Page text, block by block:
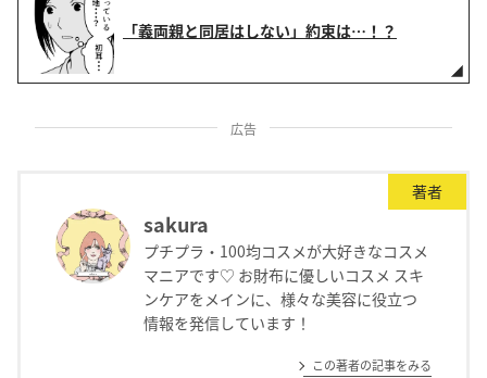
「義両親と同居はしない」約束は…！？
広告
著者
sakura
プチプラ・100均コスメが大好きなコスメ
マニアです♡ お財布に優しいコスメ スキ
ンケアをメインに、様々な美容に役立つ
情報を発信しています！
この著者の記事をみる